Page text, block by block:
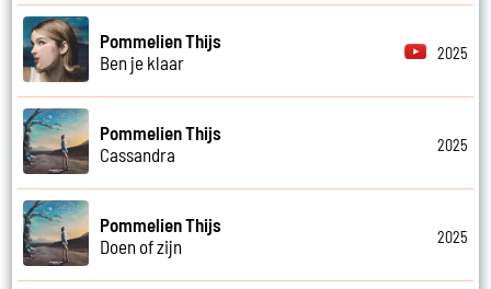
Pommelien Thijs
Ben je klaar
2025
Pommelien Thijs
Cassandra
2025
Pommelien Thijs
Doen of zijn
2025